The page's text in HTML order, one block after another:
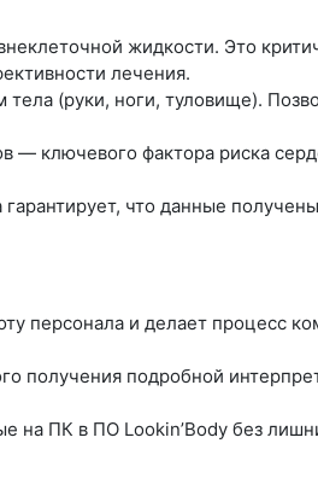
жидкости. Это
лечения.
(руки, ноги, туловище).
— ключевого фактора риска
что данные
персонала и делает процесс
получения подробной
на ПК в ПО Lookin’Body без